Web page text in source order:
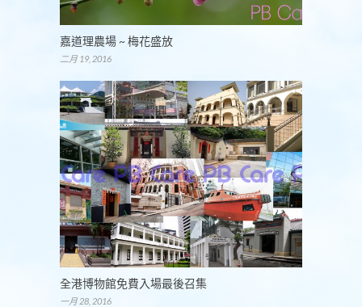
嘉道理農場 ~ 梅花盛放
二月 19, 2016
全港博物館免費入場最後召集
一月 28, 2016